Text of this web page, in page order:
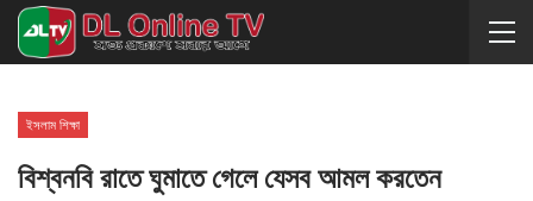
ইসলাম শিক্ষা
বিশ্বনবি রাতে ঘুমাতে গেলে যেসব আমল করতেন